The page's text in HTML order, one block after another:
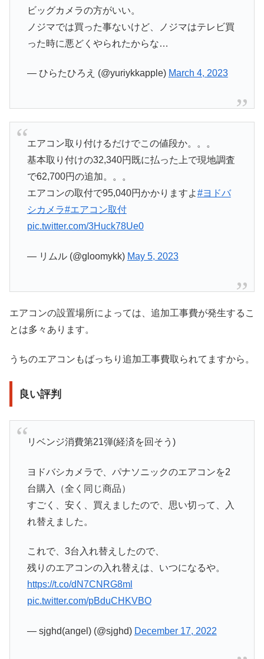
ビッグカメラの方がいい。
ノジマでは買った事ないけど、ノジマはテレビ買
った時に悪どくやられたからな…
— ひらたひろえ (@yuriykkapple) March 4, 2023
エアコン取り付けるだけでこの値段か。。。
基本取り付けの32,340円既に払った上で現地調査
で62,700円の追加。。。
エアコンの取付で95,040円かかりますよ#ヨドバ
シカメラ#エアコン取付
pic.twitter.com/3Huck78Ue0
— リムル (@gloomykk) May 5, 2023
エアコンの設置場所によっては、追加工事費が発生するこ
とは多々あります。
うちのエアコンもばっちり追加工事費取られてますから。
良い評判
リベンジ消費第21弾(経済を回そう)
ヨドバシカメラで、パナソニックのエアコンを2
台購入（全く同じ商品）
すごく、安く、買えましたので、思い切って、入
れ替えました。
これで、3台入れ替えしたので、
残りのエアコンの入れ替えは、いつになるや。
https://t.co/dN7CNRG8ml
pic.twitter.com/pBduCHKVBO
— sjghd(angel) (@sjghd) December 17, 2022